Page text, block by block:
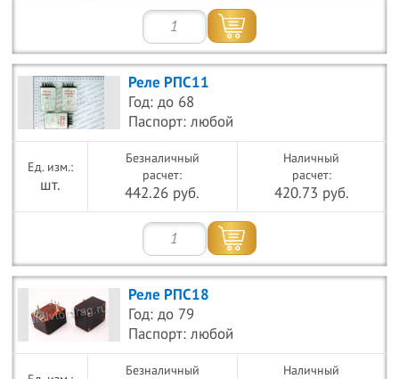
Реле РПС11
Год: до 68
Паспорт: любой
шт.
Безналичный
расчет:
442.26 руб.
Наличный
расчет:
420.73 руб.
Реле РПС18
Год: до 79
Паспорт: любой
Безналичный
Наличный